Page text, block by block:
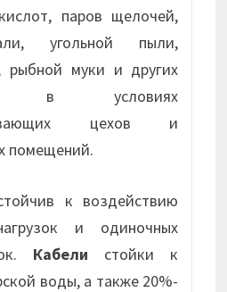
паров щелочей,
угольной пыли,
рыбной муки и других
в условиях
цехов и
помещений.
к воздействию
и одиночных
Кабели стойки к
воды, а также 20%-